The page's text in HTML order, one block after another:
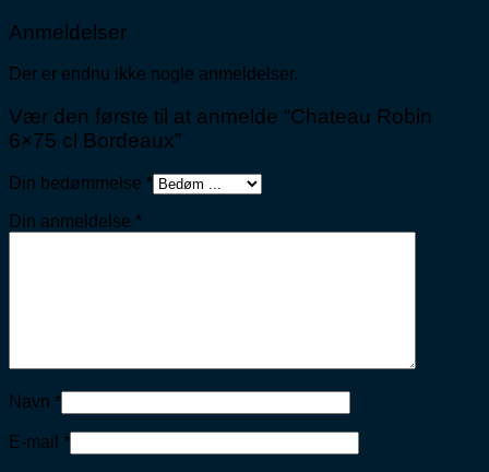
Anmeldelser
Der er endnu ikke nogle anmeldelser.
Vær den første til at anmelde “Chateau Robin
6×75 cl Bordeaux”
Din bedømmelse *
Din anmeldelse *
Navn *
E-mail *